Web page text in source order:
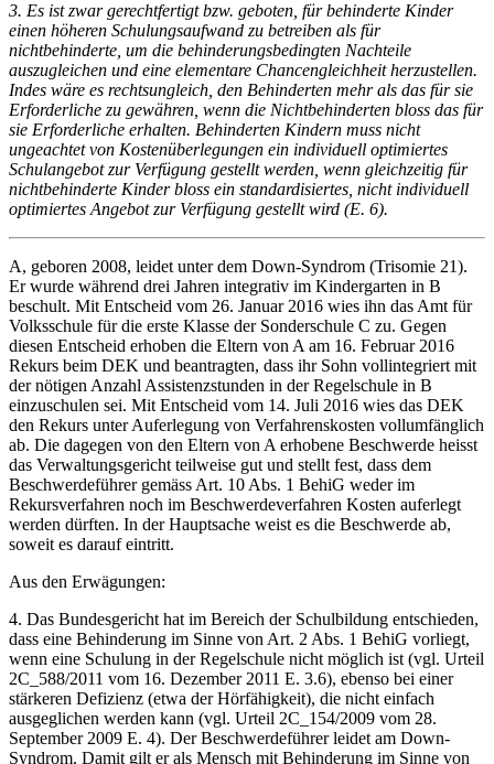
3. Es ist zwar gerechtfertigt bzw. geboten, für behinderte Kinder
einen höheren Schulungsaufwand zu betreiben als für
nichtbehinderte, um die behinderungsbedingten Nachteile
auszugleichen und eine elementare Chancengleichheit herzustellen.
Indes wäre es rechtsungleich, den Behinderten mehr als das für sie
Erforderliche zu gewähren, wenn die Nichtbehinderten bloss das für
sie Erforderliche erhalten. Behinderten Kindern muss nicht
ungeachtet von Kostenüberlegungen ein individuell optimiertes
Schulangebot zur Verfügung gestellt werden, wenn gleichzeitig für
nichtbehinderte Kinder bloss ein standardisiertes, nicht individuell
optimiertes Angebot zur Verfügung gestellt wird (E. 6).
A, geboren 2008, leidet unter dem Down-Syndrom (Trisomie 21).
Er wurde während drei Jahren integrativ im Kindergarten in B
beschult. Mit Entscheid vom 26. Januar 2016 wies ihn das Amt für
Volksschule für die erste Klasse der Sonderschule C zu. Gegen
diesen Entscheid erhoben die Eltern von A am 16. Februar 2016
Rekurs beim DEK und beantragten, dass ihr Sohn vollintegriert mit
der nötigen Anzahl Assistenzstunden in der Regelschule in B
einzuschulen sei. Mit Entscheid vom 14. Juli 2016 wies das DEK
den Rekurs unter Auferlegung von Verfahrenskosten vollumfänglich
ab. Die dagegen von den Eltern von A erhobene Beschwerde heisst
das Verwaltungsgericht teilweise gut und stellt fest, dass dem
Beschwerdeführer gemäss Art. 10 Abs. 1 BehiG weder im
Rekursverfahren noch im Beschwerdeverfahren Kosten auferlegt
werden dürften. In der Hauptsache weist es die Beschwerde ab,
soweit es darauf eintritt.
Aus den Erwägungen:
4. Das Bundesgericht hat im Bereich der Schulbildung entschieden,
dass eine Behinderung im Sinne von Art. 2 Abs. 1 BehiG vorliegt,
wenn eine Schulung in der Regelschule nicht möglich ist (vgl. Urteil
2C_588/2011 vom 16. Dezember 2011 E. 3.6), ebenso bei einer
stärkeren Defizienz (etwa der Hörfähigkeit), die nicht einfach
ausgeglichen werden kann (vgl. Urteil 2C_154/2009 vom 28.
September 2009 E. 4). Der Beschwerdeführer leidet am Down-
Syndrom. Damit gilt er als Mensch mit Behinderung im Sinne von